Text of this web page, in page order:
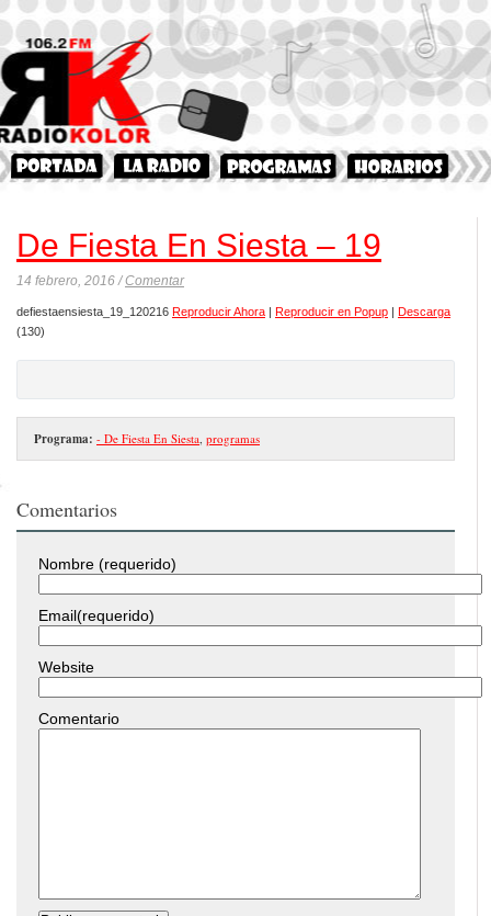
De Fiesta En Siesta – 19
14 febrero, 2016 /Comentar
defiestaensiesta_19_120216 Reproducir Ahora | Reproducir en Popup | Descarga
(130)
Programa: - De Fiesta En Siesta, programas
Comentarios
Nombre (requerido)
Email(requerido)
Website
Comentario